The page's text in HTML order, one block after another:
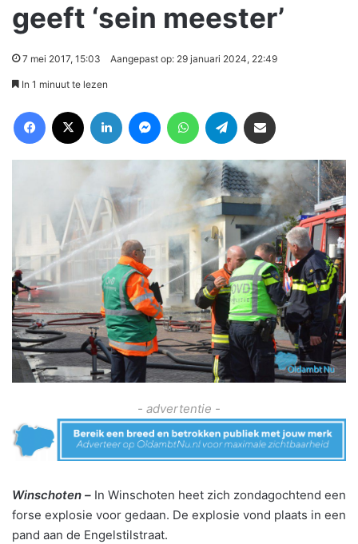
geeft ‘sein meester’
7 mei 2017, 15:03 Aangepast op: 29 januari 2024, 22:49
In 1 minuut te lezen
- advertentie -
Winschoten – In Winschoten heet zich zondagochtend een
forse explosie voor gedaan. De explosie vond plaats in een
pand aan de Engelstilstraat.